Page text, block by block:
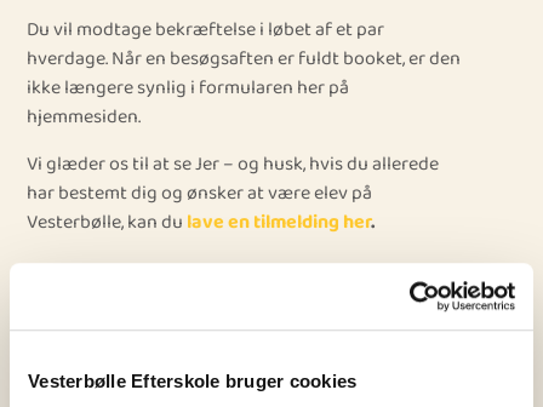
Vesterbølle Efterskole bruger cookies
Du vil modtage bekræftelse i løbet af et par
hverdage. Når en besøgsaften er fuldt booket, er den
ikke længere synlig i formularen her på
hjemmesiden.
Vi glæder os til at se Jer – og husk, hvis du allerede
har bestemt dig og ønsker at være elev på
Vesterbølle, kan du lave en tilmelding her.
Hvilket skoleår ønskes der evt. optagelse i (skal udfyldes)